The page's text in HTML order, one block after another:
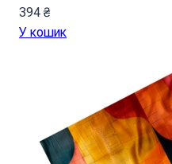
394 ₴
У кошик